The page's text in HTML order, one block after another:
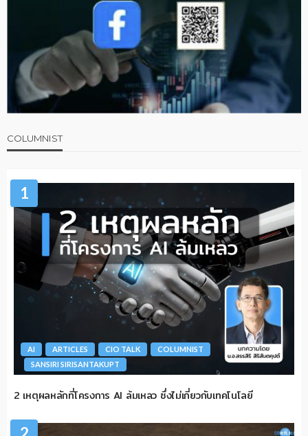
COLUMNIST
1
AI ARTICLES CIO TALK
COLUMNIST
SANSIRI SIRISANTAKUPT
2 เหตุผลหลักที่โครงการ AI ล้มเหลว ซึ่งไม่เกี่ยวกับเทคโนโลยี